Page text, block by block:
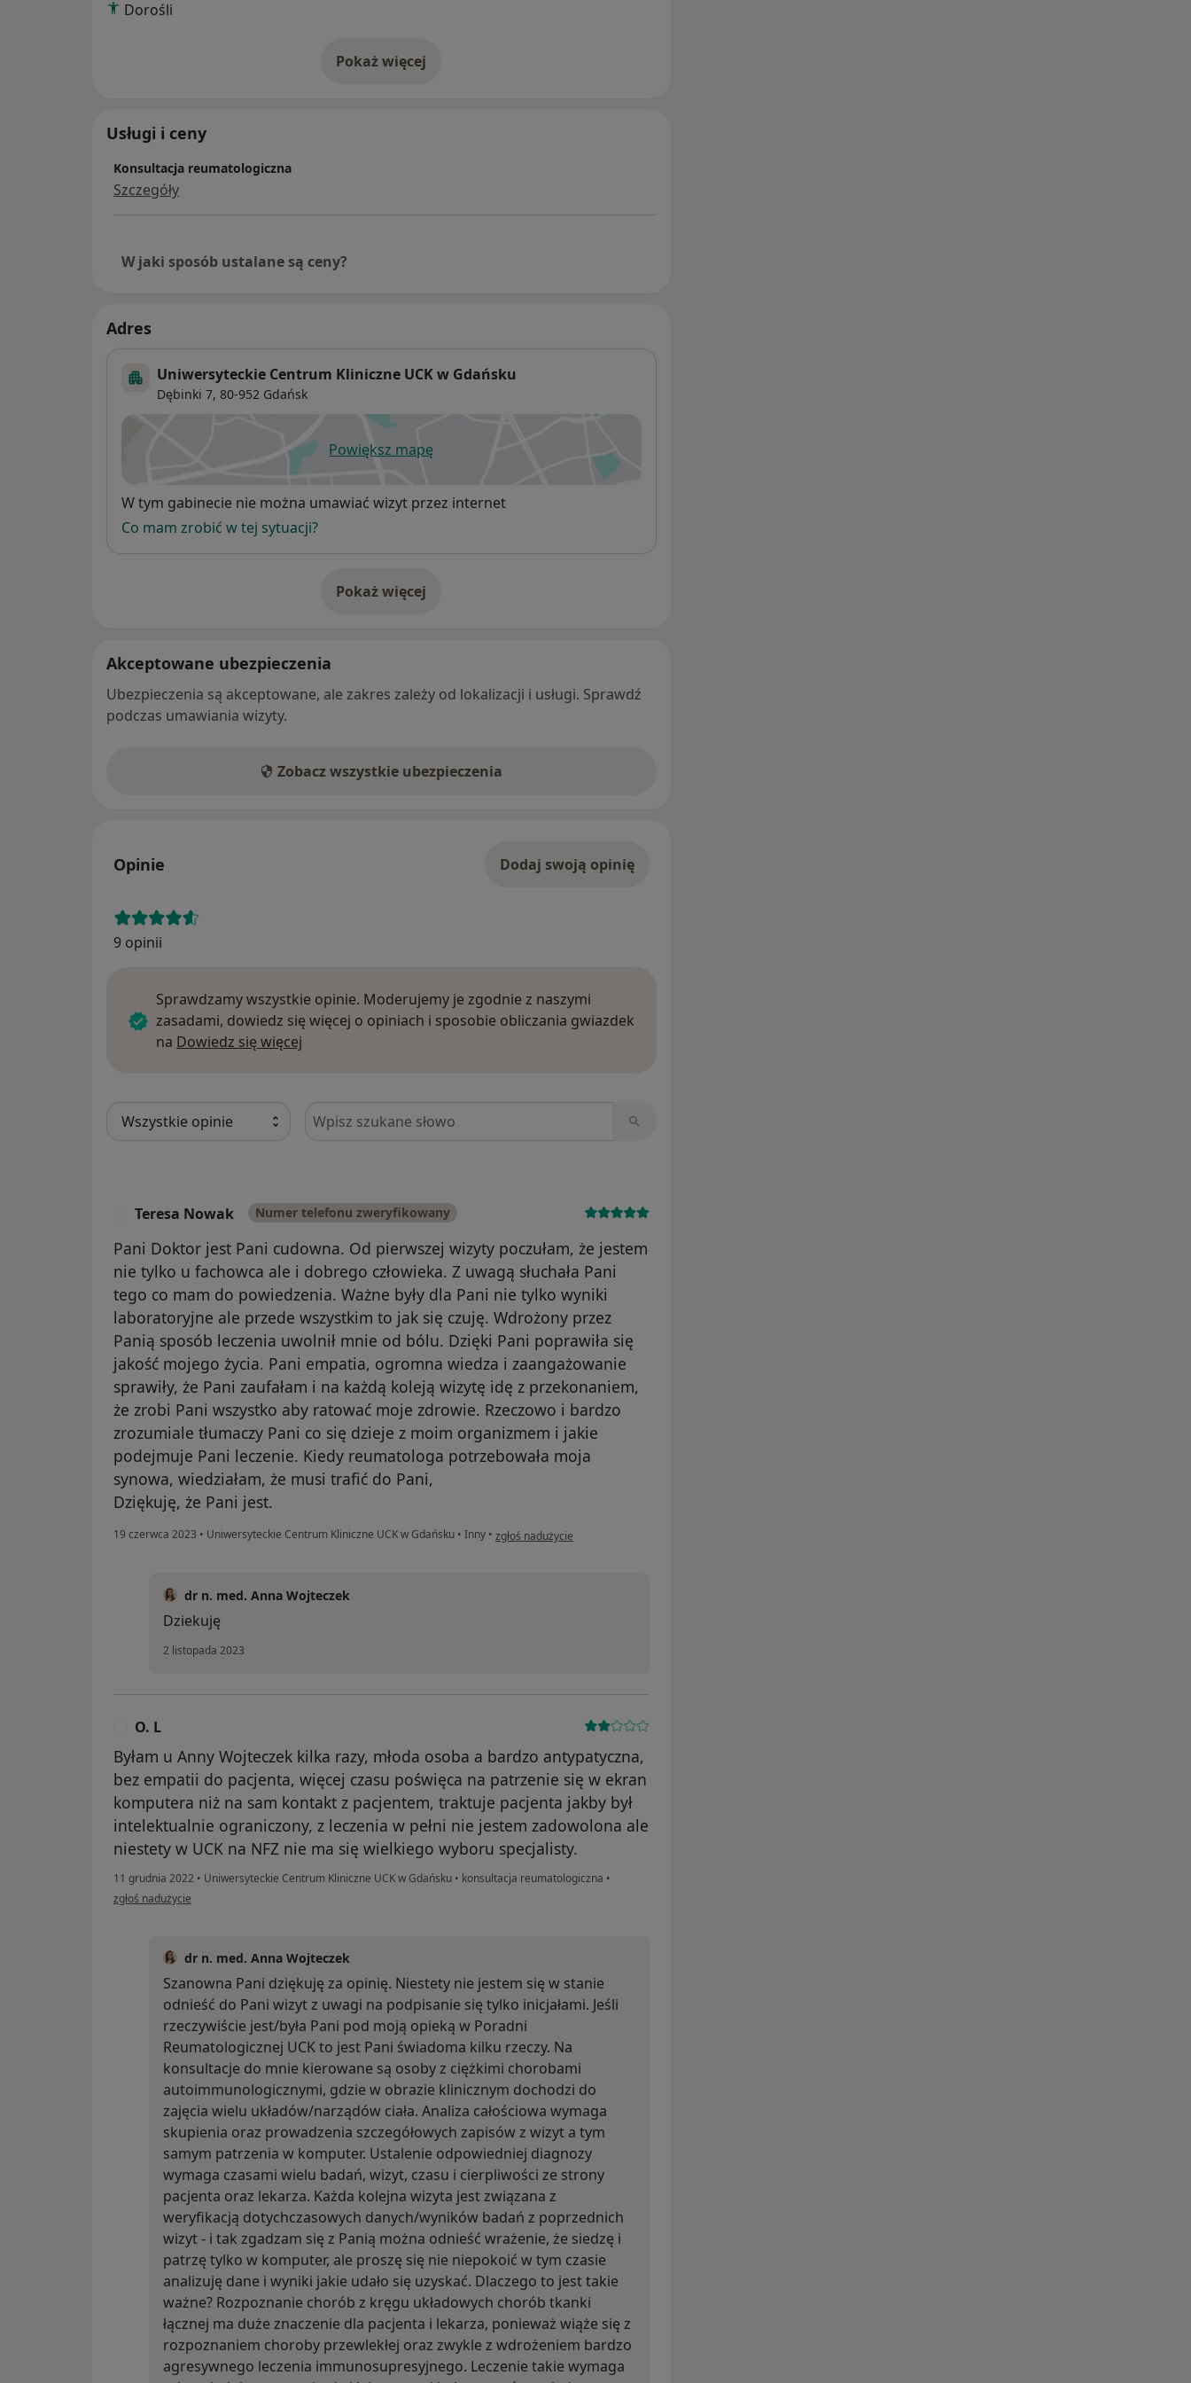
oraz EUSTAR (The European Scleroderma Trials and Research Group).
Dorośli
Pokaż więcejo doświadczeniu
Usługi i ceny
Konsultacja reumatologiczna
Szczegóły
W jaki sposób ustalane są ceny?
Adres
Uniwersyteckie Centrum Kliniczne UCK w Gdańsku
Dębinki 7, 80-952 Gdańsk
Powiększ mapęotwiera się w nowej karcie
Dostępność
W tym gabinecie nie można umawiać wizyt przez internet
Co mam zrobić w tej sytuacji?
Pokaż więcej
o adresie
Akceptowane ubezpieczenia
Ubezpieczenia są akceptowane, ale zakres zależy od lokalizacji i usługi. Sprawdź
podczas umawiania wizyty.
Zobacz wszystkie ubezpieczenia
Opinie Dodaj swoją opinię
9 opinii
Sprawdzamy wszystkie opinie. Moderujemy je zgodnie z naszymi
zasadami, dowiedz się więcej o opiniach i sposobie obliczania gwiazdek
na Dowiedz się więcej
Szukaj w opiniach
Teresa Nowak Numer telefonu zweryfikowany
Pani Doktor jest Pani cudowna. Od pierwszej wizyty poczułam, że jestem
nie tylko u fachowca ale i dobrego człowieka. Z uwagą słuchała Pani
tego co mam do powiedzenia. Ważne były dla Pani nie tylko wyniki
laboratoryjne ale przede wszystkim to jak się czuję. Wdrożony przez
Panią sposób leczenia uwolnił mnie od bólu. Dzięki Pani poprawiła się
jakość mojego życia. Pani empatia, ogromna wiedza i zaangażowanie
sprawiły, że Pani zaufałam i na każdą koleją wizytę idę z przekonaniem,
że zrobi Pani wszystko aby ratować moje zdrowie. Rzeczowo i bardzo
zrozumiale tłumaczy Pani co się dzieje z moim organizmem i jakie
podejmuje Pani leczenie. Kiedy reumatologa potrzebowała moja
synowa, wiedziałam, że musi trafić do Pani,
Dziękuję, że Pani jest.
19 czerwca 2023 • Uniwersyteckie Centrum Kliniczne UCK w Gdańsku • Inny • w opinii użytkownika Teresa Nowak
zgłoś nadużycie
dr n. med. Anna Wojteczek
Dziekuję
2 listopada 2023
O. L
Byłam u Anny Wojteczek kilka razy, młoda osoba a bardzo antypatyczna,
bez empatii do pacjenta, więcej czasu poświęca na patrzenie się w ekran
komputera niż na sam kontakt z pacjentem, traktuje pacjenta jakby był
intelektualnie ograniczony, z leczenia w pełni nie jestem zadowolona ale
niestety w UCK na NFZ nie ma się wielkiego wyboru specjalisty.
11 grudnia 2022 • Uniwersyteckie Centrum Kliniczne UCK w Gdańsku • konsultacja reumatologiczna •
w opinii użytkownika O. L
zgłoś nadużycie
dr n. med. Anna Wojteczek
Szanowna Pani dziękuję za opinię. Niestety nie jestem się w stanie
odnieść do Pani wizyt z uwagi na podpisanie się tylko inicjałami. Jeśli
rzeczywiście jest/była Pani pod moją opieką w Poradni
Reumatologicznej UCK to jest Pani świadoma kilku rzeczy. Na
konsultacje do mnie kierowane są osoby z ciężkimi chorobami
autoimmunologicznymi, gdzie w obrazie klinicznym dochodzi do
zajęcia wielu układów/narządów ciała. Analiza całościowa wymaga
skupienia oraz prowadzenia szczegółowych zapisów z wizyt a tym
samym patrzenia w komputer. Ustalenie odpowiedniej diagnozy
wymaga czasami wielu badań, wizyt, czasu i cierpliwości ze strony
pacjenta oraz lekarza. Każda kolejna wizyta jest związana z
weryfikacją dotychczasowych danych/wyników badań z poprzednich
wizyt - i tak zgadzam się z Panią można odnieść wrażenie, że siedzę i
patrzę tylko w komputer, ale proszę się nie niepokoić w tym czasie
analizuję dane i wyniki jakie udało się uzyskać. Dlaczego to jest takie
ważne? Rozpoznanie chorób z kręgu układowych chorób tkanki
łącznej ma duże znaczenie dla pacjenta i lekarza, ponieważ wiąże się z
rozpoznaniem choroby przewlekłej oraz zwykle z wdrożeniem bardzo
agresywnego leczenia immunosupresyjnego. Leczenie takie wymaga